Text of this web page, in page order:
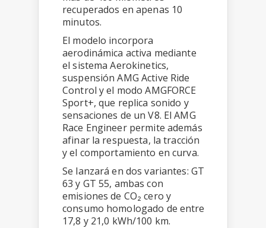
recuperados en apenas 10
minutos.
El modelo incorpora
aerodinámica activa mediante
el sistema Aerokinetics,
suspensión AMG Active Ride
Control y el modo AMGFORCE
Sport+, que replica sonido y
sensaciones de un V8. El AMG
Race Engineer permite además
afinar la respuesta, la tracción
y el comportamiento en curva.
Se lanzará en dos variantes: GT
63 y GT 55, ambas con
emisiones de CO₂ cero y
consumo homologado de entre
17,8 y 21,0 kWh/100 km.